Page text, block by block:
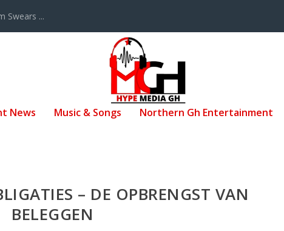
Swears ...
News Music & Songs Northern Gh Entertainment
– DE OPBRENGST VAN
BELEGGEN